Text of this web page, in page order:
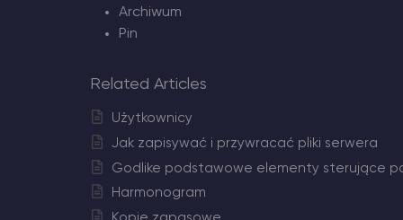
Archiwum
Pin
Related Articles
Użytkownicy
Jak zapisywać i przywracać pliki serwera
Godlike podstawowe elementy sterujące
Harmonogram